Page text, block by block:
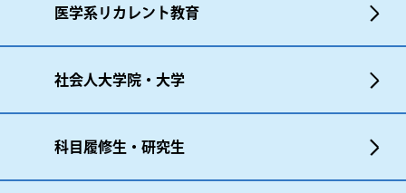
医学系リカレント教育
社会人大学院・大学
科目履修生・研究生